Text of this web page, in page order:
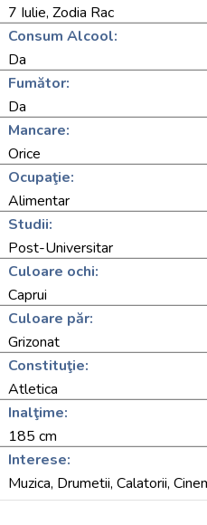
7 Iulie, Zodia Rac
Consum Alcool:
Da
Fumător:
Da
Mancare:
Orice
Ocupaţie:
Alimentar
Studii:
Post-Universitar
Culoare ochi:
Caprui
Culoare păr:
Grizonat
Constituţie:
Atletica
Inalţime:
185 cm
Interese:
Muzica, Drumetii, Calatorii,